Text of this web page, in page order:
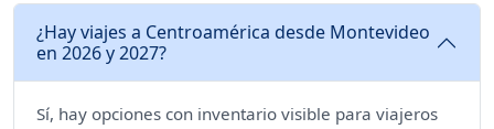
¿Hay viajes a Centroamérica desde Montevideo
en 2026 y 2027?
Sí, hay opciones con inventario visible para viajeros